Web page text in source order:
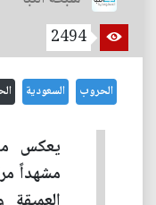
2494
الحروب السعودية
يعكس
مشهداً